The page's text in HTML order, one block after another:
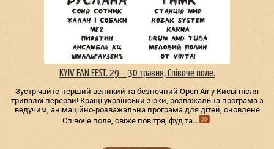
KYIV FAN FEST. 29 – 30 травня, Співоче поле.
Зустрічайте перший великий та безпечний Open Air у Києві після
тривалої перерви! Кращі українськи зірки, розважальна програма з
ведучим, анімаційно-розважальна програма для дітей, оновлене
Співоче поле, свіже повітря, фуд та…